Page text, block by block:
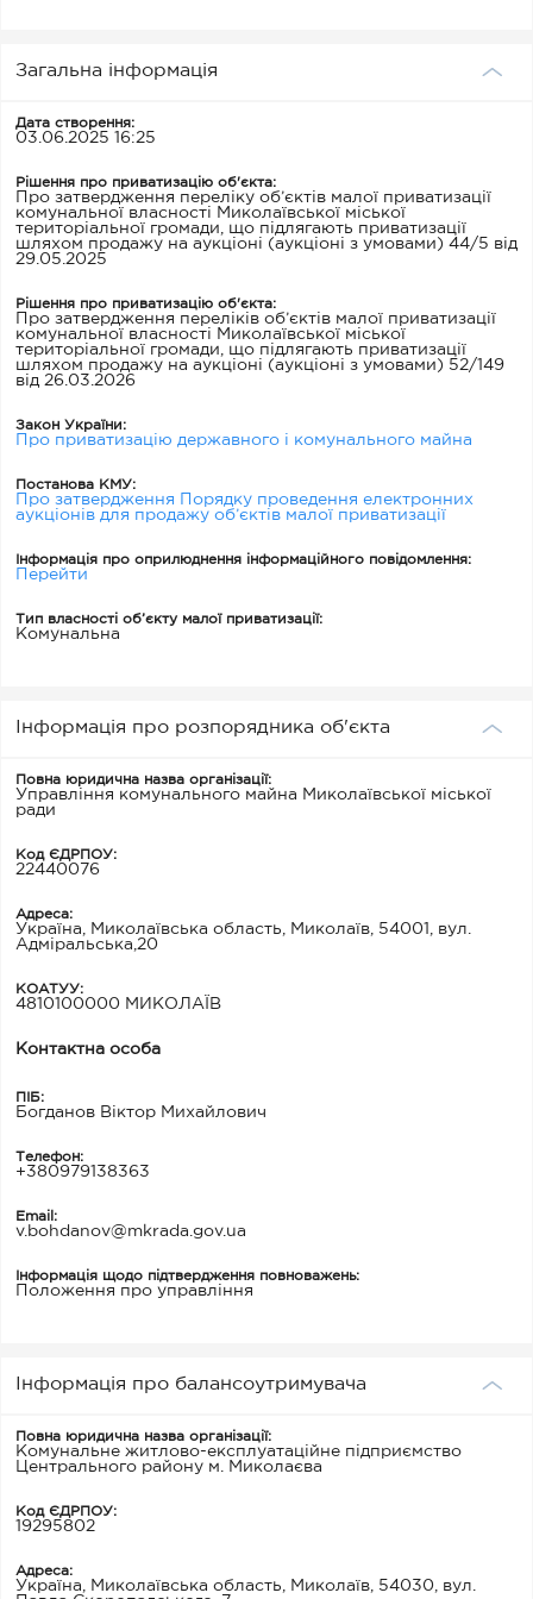
Загальна інформація
Дата створення:
03.06.2025 16:25
Рішення про приватизацію об'єкта:
Про затвердження переліку об’єктів малої приватизації
комунальної власності Миколаївської міської
територіальної громади, що підлягають приватизації
шляхом продажу на аукціоні (аукціоні з умовами) 44/5 від
29.05.2025
Рішення про приватизацію об'єкта:
Про затвердження переліків об’єктів малої приватизації
комунальної власності Миколаївської міської
територіальної громади, що підлягають приватизації
шляхом продажу на аукціоні (аукціоні з умовами) 52/149
від 26.03.2026
Закон України:
Про приватизацію державного і комунального майна
Постанова КМУ:
Про затвердження Порядку проведення електронних
аукціонів для продажу об’єктів малої приватизації
Інформація про оприлюднення інформаційного повідомлення:
Перейти
Тип власності об’єкту малої приватизації:
Комунальна
Інформація про розпорядника об'єкта
Повна юридична назва організації:
Управління комунального майна Миколаївської міської
ради
Код ЄДРПОУ:
22440076
Адреса:
Україна, Миколаївська область, Миколаїв, 54001, вул.
Адміральська,20
КОАТУУ:
4810100000 МИКОЛАЇВ
Контактна особа
ПІБ:
Богданов Віктор Михайлович
Телефон:
+380979138363
Email:
v.bohdanov@mkrada.gov.ua
Інформація щодо підтвердження повноважень:
Положення про управління
Інформація про балансоутримувача
Повна юридична назва організації:
Комунальне житлово-експлуатаційне підприємство
Центрального району м. Миколаєва
Код ЄДРПОУ:
19295802
Адреса:
Україна, Миколаївська область, Миколаїв, 54030, вул.